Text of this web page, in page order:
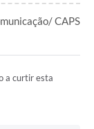
CAPS
a curtir esta